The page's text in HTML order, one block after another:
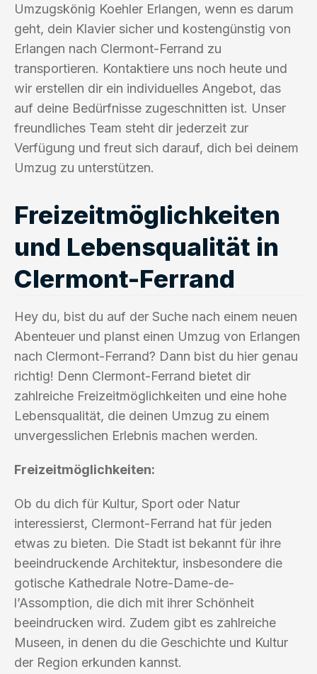
Umzugskönig Koehler Erlangen, wenn es darum
geht, dein Klavier sicher und kostengünstig von
Erlangen nach Clermont-Ferrand zu
transportieren. Kontaktiere uns noch heute und
wir erstellen dir ein individuelles Angebot, das
auf deine Bedürfnisse zugeschnitten ist. Unser
freundliches Team steht dir jederzeit zur
Verfügung und freut sich darauf, dich bei deinem
Umzug zu unterstützen.
Freizeitmöglichkeiten
und Lebensqualität in
Clermont-Ferrand
Hey du, bist du auf der Suche nach einem neuen
Abenteuer und planst einen Umzug von Erlangen
nach Clermont-Ferrand? Dann bist du hier genau
richtig! Denn Clermont-Ferrand bietet dir
zahlreiche Freizeitmöglichkeiten und eine hohe
Lebensqualität, die deinen Umzug zu einem
unvergesslichen Erlebnis machen werden.
Freizeitmöglichkeiten:
Ob du dich für Kultur, Sport oder Natur
interessierst, Clermont-Ferrand hat für jeden
etwas zu bieten. Die Stadt ist bekannt für ihre
beeindruckende Architektur, insbesondere die
gotische Kathedrale Notre-Dame-de-
l’Assomption, die dich mit ihrer Schönheit
beeindrucken wird. Zudem gibt es zahlreiche
Museen, in denen du die Geschichte und Kultur
der Region erkunden kannst.